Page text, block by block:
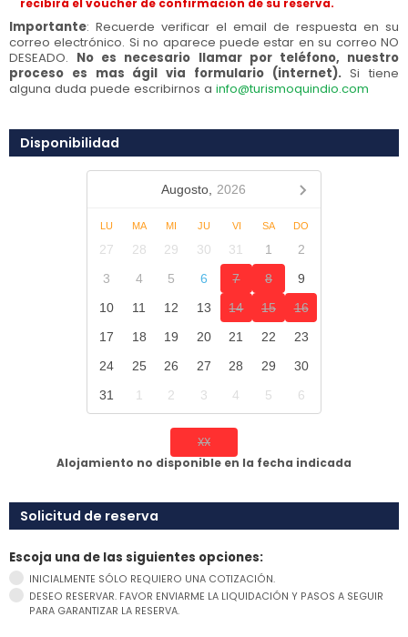
recibirá el voucher de confirmación de su reserva.
Importante: Recuerde verificar el email de respuesta en su
correo electrónico. Si no aparece puede estar en su correo NO
DESEADO. No es necesario llamar por teléfono, nuestro
proceso es mas ágil via formulario (internet).Si tiene
alguna duda puede escribirnos a info@turismoquindio.com
Disponibilidad
Augosto, 2026
LU MA MI JU VI SA DO
27 28 29 30 31 1
2
3
4 5 6 7 8
9
10
11 12 13 14 15
16
17
18 19 20 21 22
23
24
25 26 27 28 29
30
31
1 2 3 4 5 6
XX
Alojamiento no disponible en la fecha indicada
Solicitud de reserva
Escoja una de las siguientes opciones:
INICIALMENTE SÓLO REQUIERO UNA COTIZACIÓN.
DESEO RESERVAR. FAVOR ENVIARME LA LIQUIDACIÓN Y PASOS A SEGUIR
PARA GARANTIZAR LA RESERVA.